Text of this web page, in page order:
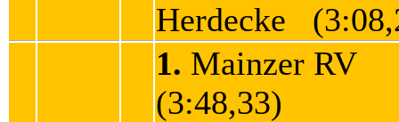
Herdecke
1. Mainzer RV
(3:48,33)